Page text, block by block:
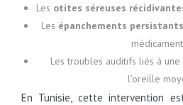
Les otites séreuses
Les épanchements persistants
Les troubles auditifs liés à
l’oreille
En Tunisie, cette intervention